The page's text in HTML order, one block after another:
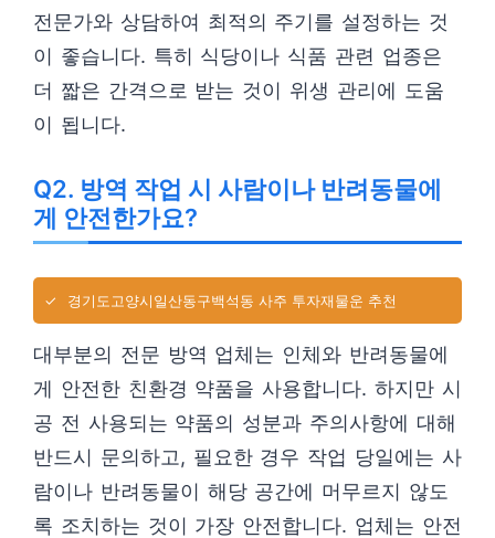
전문가와 상담하여 최적의 주기를 설정하는 것
이 좋습니다. 특히 식당이나 식품 관련 업종은
더 짧은 간격으로 받는 것이 위생 관리에 도움
이 됩니다.
Q2. 방역 작업 시 사람이나 반려동물에
게 안전한가요?
✓ 경기도고양시일산동구백석동 사주 투자재물운 추천
대부분의 전문 방역 업체는 인체와 반려동물에
게 안전한 친환경 약품을 사용합니다. 하지만 시
공 전 사용되는 약품의 성분과 주의사항에 대해
반드시 문의하고, 필요한 경우 작업 당일에는 사
람이나 반려동물이 해당 공간에 머무르지 않도
록 조치하는 것이 가장 안전합니다. 업체는 안전